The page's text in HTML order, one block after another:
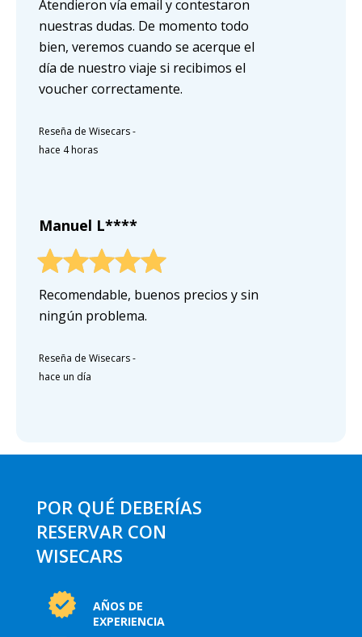
Atendieron vía email y contestaron
nuestras dudas. De momento todo
bien, veremos cuando se acerque el
día de nuestro viaje si recibimos el
voucher correctamente.
Reseña de Wisecars-
hace 4 horas
Manuel L****
Recomendable, buenos precios y sin
ningún problema.
Reseña de Wisecars-
hace un día
POR QUÉ DEBERÍAS
RESERVAR CON
WISECARS
AÑOS DE
EXPERIENCIA